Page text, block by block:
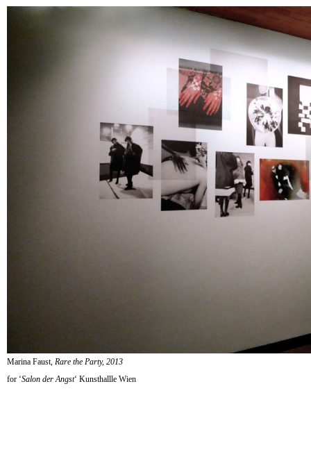
Marina Faust, Rare the Party, 2013
for ‘Salon der Angst‘ Kunsthallle Wien